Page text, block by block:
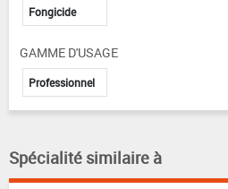
Fongicide
GAMME D'USAGE
Professionnel
Spécialité similaire à